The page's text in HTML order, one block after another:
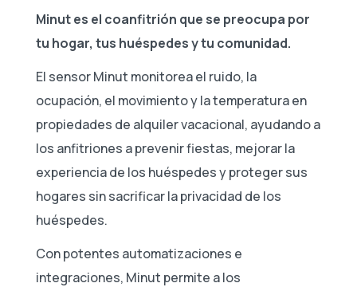
Minut es el coanfitrión que se preocupa por
tu hogar, tus huéspedes y tu comunidad.
El sensor Minut monitorea el ruido, la
ocupación, el movimiento y la temperatura en
propiedades de alquiler vacacional, ayudando a
los anfitriones a prevenir fiestas, mejorar la
experiencia de los huéspedes y proteger sus
hogares sin sacrificar la privacidad de los
huéspedes.
Con potentes automatizaciones e
integraciones, Minut permite a los